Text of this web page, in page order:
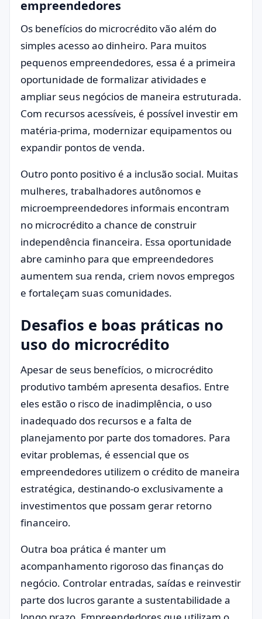
empreendedores
Os benefícios do microcrédito vão além do
simples acesso ao dinheiro. Para muitos
pequenos empreendedores, essa é a primeira
oportunidade de formalizar atividades e
ampliar seus negócios de maneira estruturada.
Com recursos acessíveis, é possível investir em
matéria-prima, modernizar equipamentos ou
expandir pontos de venda.
Outro ponto positivo é a inclusão social. Muitas
mulheres, trabalhadores autônomos e
microempreendedores informais encontram
no microcrédito a chance de construir
independência financeira. Essa oportunidade
abre caminho para que empreendedores
aumentem sua renda, criem novos empregos
e fortaleçam suas comunidades.
Desafios e boas práticas no
uso do microcrédito
Apesar de seus benefícios, o microcrédito
produtivo também apresenta desafios. Entre
eles estão o risco de inadimplência, o uso
inadequado dos recursos e a falta de
planejamento por parte dos tomadores. Para
evitar problemas, é essencial que os
empreendedores utilizem o crédito de maneira
estratégica, destinando-o exclusivamente a
investimentos que possam gerar retorno
financeiro.
Outra boa prática é manter um
acompanhamento rigoroso das finanças do
negócio. Controlar entradas, saídas e reinvestir
parte dos lucros garante a sustentabilidade a